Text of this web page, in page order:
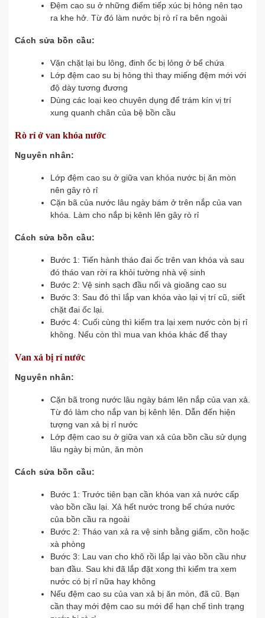
Đệm cao su ở những điểm tiếp xúc bị hỏng nên tạo
ra khe hở. Từ đó làm nước bị rò rỉ ra bên ngoài
Cách sửa bồn cầu:
Vặn chặt lại bu lông, đinh ốc bị lỏng ở bể chứa
Lớp đệm cao su bị hỏng thì thay miếng đệm mới với
độ dày tương đương
Dùng các loại keo chuyên dụng để trám kín vị trí
xung quanh chân của bệ bồn cầu
Rò rỉ ở van khóa nước
Nguyên nhân:
Lớp đệm cao su ở giữa van khóa nước bị ăn mòn
nên gây rò rỉ
Cặn bã của nước lâu ngày bám ở trên nắp của van
khóa. Làm cho nắp bị kênh lên gây rò rỉ
Cách sửa bồn cầu:
Bước 1: Tiến hành tháo đai ốc trên van khóa và sau
đó tháo van rời ra khỏi tường nhà vệ sinh
Bước 2: Vệ sinh sạch đầu nối và gioăng cao su
Bước 3: Sau đó thì lắp van khóa vào lại vị trí cũ, siết
chặt đai ốc lại.
Bước 4: Cuối cùng thì kiểm tra lại xem nước còn bị rỉ
không. Nếu còn thì mua van khóa khác để thay
Van xả bị rỉ nước
Nguyên nhân:
Cặn bã trong nước lâu ngày bám lên nắp của van xả.
Từ đó làm cho nắp van bị kênh lên. Dẫn đến hiện
tượng van xả bị rỉ nước
Lớp đệm cao su ở giữa van xả của bồn cầu sử dụng
lâu ngày bị mủn, ăn mòn
Cách sửa bồn cầu:
Bước 1: Trước tiên bạn cần khóa van xả nước cấp
vào bồn cầu lại. Xả hết nước trong bể chứa nước
của bồn cầu ra ngoài
Bước 2: Tháo van xả ra vệ sinh bằng giấm, cồn hoặc
xà phòng
Bước 3: Lau van cho khô rồi lắp lại vào bồn cầu như
ban đầu. Sau khi đã lắp đặt xong thì kiểm tra xem
nước có bị rỉ nữa hay không
Nếu đệm cao su của van xả bị ăn mòn, đã cũ. Bạn
cần thay mới đệm cao su mới để hạn chế tình trạng